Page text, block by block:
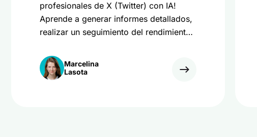
profesionales de X (Twitter) con IA!
Aprende a generar informes detallados,
realizar un seguimiento del rendimiento
Marcelina
Lasota